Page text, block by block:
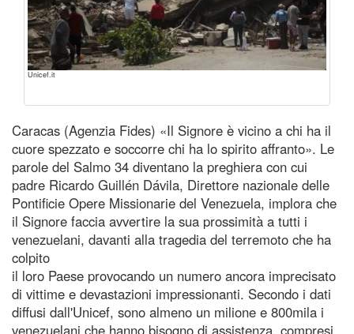
Unicef.it
Caracas (Agenzia Fides) «Il Signore è vicino a chi ha il
cuore spezzato e soccorre chi ha lo spirito affranto». Le
parole del Salmo 34 diventano la preghiera con cui
padre Ricardo Guillén Dávila, Direttore nazionale delle
Pontificie Opere Missionarie del Venezuela, implora che
il Signore faccia avvertire la sua prossimità a tutti i
venezuelani, davanti alla tragedia del terremoto che ha
colpito
il loro Paese provocando un numero ancora imprecisato
di vittime e devastazioni impressionanti. Secondo i dati
diffusi dall'Unicef, sono almeno un milione e 800mila i
venezuelani che hanno bisogno di assistenza, compresi